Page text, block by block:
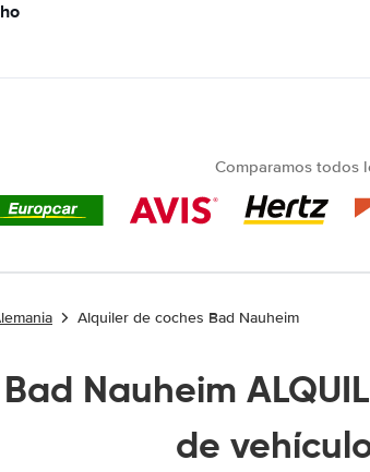
Comparamos todos
Alquiler de coches Bad Nauheim
Bad Nauheim
de